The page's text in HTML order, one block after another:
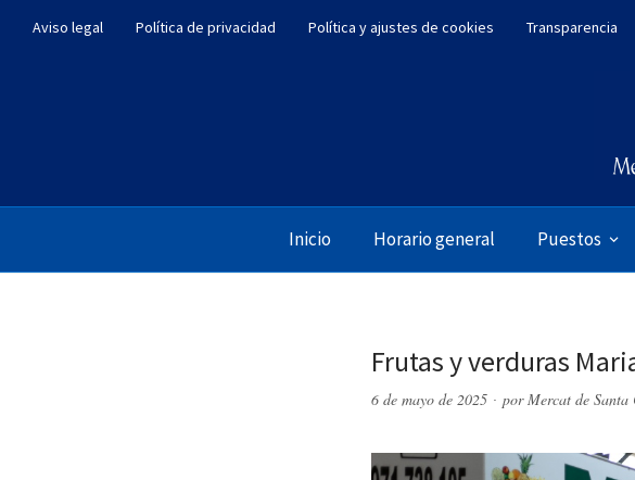
Aviso legal Política de privacidad Política y ajustes de cookies
Transparencia
Inicio Horario general Puestos
Frutas y verduras
6 de mayo de 2025 porMercat de